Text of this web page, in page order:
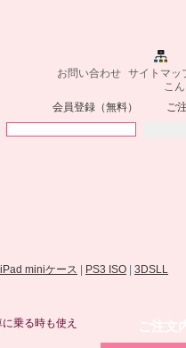
お問い合わせ サイトマッ
こ
ご
会員登録（無料）
iPad miniケース PS3 ISO 3DSLL
乗る時も使え